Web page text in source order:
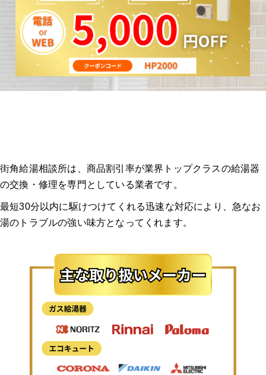
街角給湯相談所は、商品割引率が業界トップクラスの給湯器
の交換・修理を専門としている業者です。
最短30分以内に駆けつけてくれる迅速な対応により、急なお
湯のトラブルの強い味方となってくれます。